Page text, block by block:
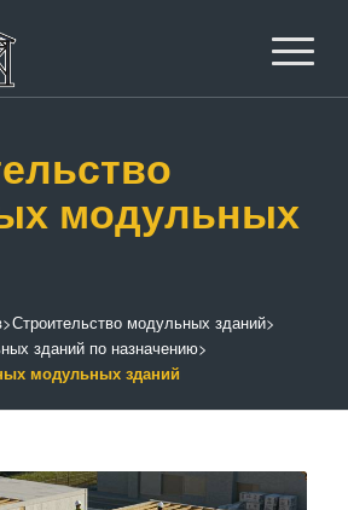
модульных
>Строительство модульных зданий>
зданий по назначению>
модульных зданий